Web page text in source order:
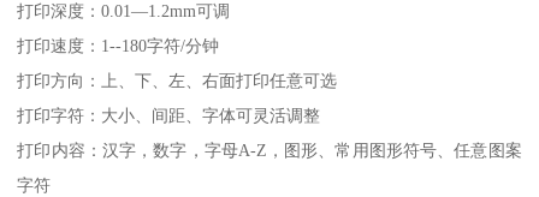
打印深度：0.01—1.2mm可调
打印速度：1--180字符/分钟
打印方向：上、下、左、右面打印任意可选
打印字符：大小、间距、字体可灵活调整
打印内容：汉字，数字，字母A-Z，图形、常用图形符号、任意图案
字符